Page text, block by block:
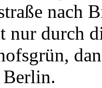
nach
nur durch
Berlin.